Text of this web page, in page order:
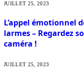
JUILLET 25, 2023
L’appel émotionnel
larmes – Regardez
caméra !
JUILLET 25, 2023